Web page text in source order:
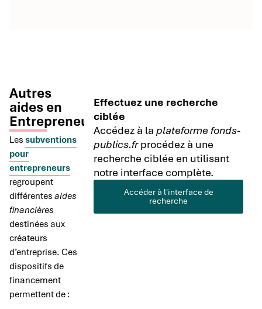
Autres
aides en
Entrepreneuriat
Les subventions
pour
entrepreneurs
regroupent
différentes aides
financières
destinées aux
créateurs
d’entreprise. Ces
dispositifs de
financement
permettent de :
Effectuez une recherche
ciblée
Accédez à laplateforme fonds-
publics.frprocédez à une
recherche ciblée en utilisant
notre interface complète.
Accéder à l'interface de
recherche